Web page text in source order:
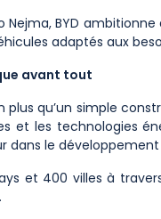
Nejma, BYD
adaptés aux
avant tout
plus qu’un simple
et les technologies
dans le
et 400 villes à